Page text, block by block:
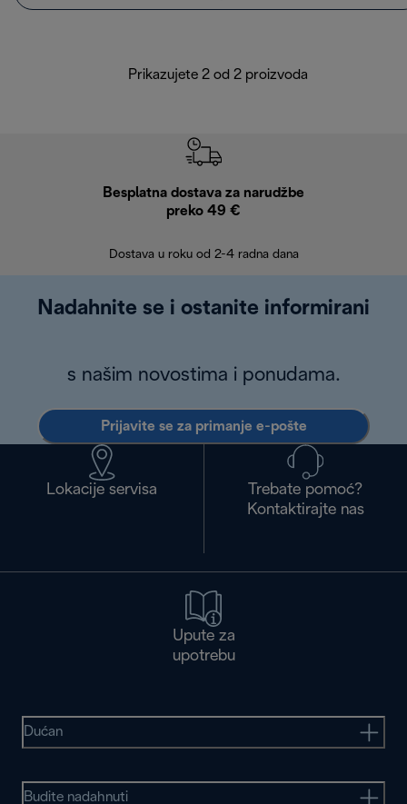
Prikazujete 2 od 2 proizvoda
Besplatna dostava za narudžbe
preko 49 €
Dostava u roku od 2-4 radna dana
Nadahnite se i ostanite informirani
s našim novostima i ponudama.
Prijavite se za primanje e-pošte
Lokacije servisa
Trebate pomoć?
Kontaktirajte nas
Upute za
upotrebu
Dućan
Budite nadahnuti